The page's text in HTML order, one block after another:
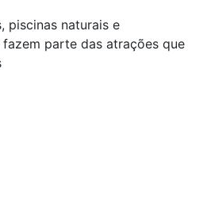
piscinas naturais e
parte das atrações que